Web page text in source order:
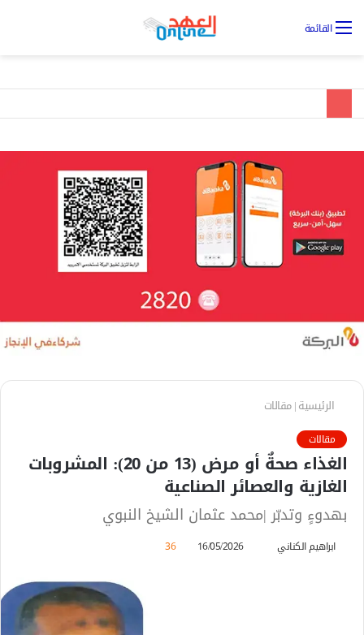
القائمة
الرئيسية|مقالات
مقالات
الغذاء صحةٌ أو مرض (13 من 20): المشروبات
الغازية والعصائر الصناعية
بهدوءٍ وتدبّر |محمد عثمان الشيخ النبوي
ابراهيم الكناني 16/05/2026
36